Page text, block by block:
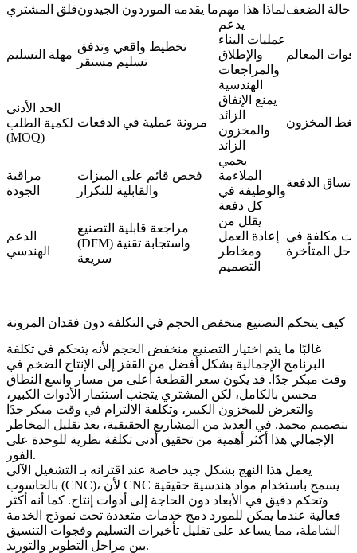
قلق المشتريما يقدمه الموردون الجيدونلماذا هذا مهمحالة الضعف
مهلة التسليم
تخطيط واقعي وتدفق
تسليم مستقر
يدعم
عمليات البناء
والإطلاق
والمراجعات
الهندسية
فوات المعالم
الحد الأدنى
لكمية الطلب
(MOQ)
مرونة عملية في الدفعات
يمنع الإنفاق
الزائد
والمخزون
الزائد
المخزون
مراقبة
الجودة
فحص قائم على الميزات
والقابلية للتكرار
يحمي
الملاءمة
والوظيفة في
كل دفعة
الدفعة
الدعم
الهندسي
مراجعة قابلية التصنيع
(DFM) واستجابة تقنية
سريعة
يقلل من
إعادة العمل
ومخاطر
التصميم
مكلفة في
المتأخرة
كيف يتحكم التصنيع منخفض الحجم في التكلفة دون فقدان المرونة
غالبًا ما يتم اختيار التصنيع منخفض الحجم لأنه يتحكم في تكلفة
البرنامج الإجمالية بشكل أفضل من القفز إلى الإنتاج الضخم في
وقت مبكر جدًا. قد يكون سعر القطعة أعلى من مسار واسع النطاق
محسن بالكامل، لكن المشتري يتجنب استثمار الأدوات الكبير،
والتعرض للمخزون الكبير، وتكلفة الالتزام في وقت مبكر جدًا
بتصميم مجمد. في العديد من المشاريع الحقيقية، يعد تقليل المخاطر
الإجمالي هذا أكثر أهمية من تحقيق أدنى تكلفة نظرية للوحدة على
الفور.
يعمل هذا النهج بشكل جيد خاصة عند اقترانه بـ التشغيل الآلي
بالحاسوب (CNC)، لأن CNC يسمح باستخدام مواد هندسية حقيقية
وتحكم دقيق في الأبعاد دون الحاجة إلى أدوات إنتاج. كما أنه أكثر
فعالية عندما يمكن للمورد دمج خدمات متعددة تحت نموذج الخدمة
الشاملة، مما يساعد على تقليل تأخيرات التسليم وفجوات التنسيق
بين مراحل التطوير والتوريد.